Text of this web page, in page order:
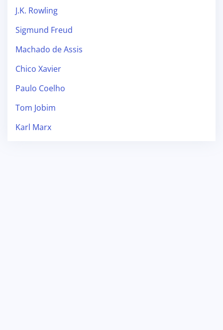
J.K. Rowling
Sigmund Freud
Machado de Assis
Chico Xavier
Paulo Coelho
Tom Jobim
Karl Marx